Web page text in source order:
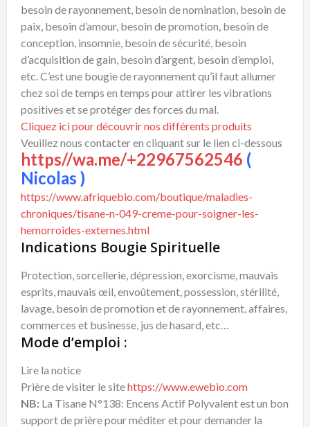
besoin de rayonnement, besoin de nomination, besoin de
paix, besoin d’amour, besoin de promotion, besoin de
conception, insomnie, besoin de sécurité, besoin
d’acquisition de gain, besoin d’argent, besoin d’emploi,
etc. C’est une bougie de rayonnement qu’il faut allumer
chez soi de temps en temps pour attirer les vibrations
positives et se protéger des forces du mal.
Cliquez ici pour découvrir nos différents produits
Veuillez nous contacter en cliquant sur le lien ci-dessous
https//wa.me/+22967562546 (
Nicolas )
https://www.afriquebio.com/boutique/maladies-
chroniques/tisane-n-049-creme-pour-soigner-les-
hemorroides-externes.html
Indications Bougie Spirituelle
Protection, sorcellerie, dépression, exorcisme, mauvais
esprits, mauvais œil, envoûtement, possession, stérilité,
lavage, besoin de promotion et de rayonnement, affaires,
commerces et businesse, jus de hasard, etc…
Mode d’emploi :
Lire la notice
Prière de visiter le sitehttps://www.ewebio.com
NB: La Tisane N°138: Encens Actif Polyvalent est un bon
support de prière pour méditer et pour demander la